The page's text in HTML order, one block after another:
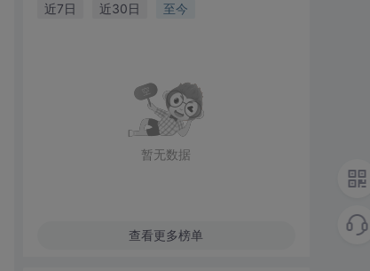
近7日 近30日 至今
暂无数据
查看更多榜单